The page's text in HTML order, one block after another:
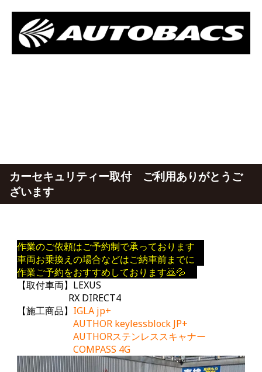
カーセキュリティー取付 ご利用ありがとうご
ざいます
作業のご依頼はご予約制で承っております
車両お乗換えの場合などはご納車前までに
作業ご予約をおすすめしております🙇💦
【取付車両】LEXUS
RX DIRECT4
【施工商品】 IGLA jp+
AUTHOR keylessblock JP+
AUTHORステンレススキャナー
COMPASS 4G